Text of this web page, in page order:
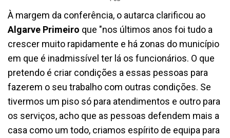
À margem da conferência, o autarca clarificou ao
Algarve Primeiro que "nos últimos anos foi tudo a
crescer muito rapidamente e há zonas do município
em que é inadmissível ter lá os funcionários. O que
pretendo é criar condições a essas pessoas para
fazerem o seu trabalho com outras condições. Se
tivermos um piso só para atendimentos e outro para
os serviços, acho que as pessoas defendem mais a
casa como um todo, criamos espírito de equipa para